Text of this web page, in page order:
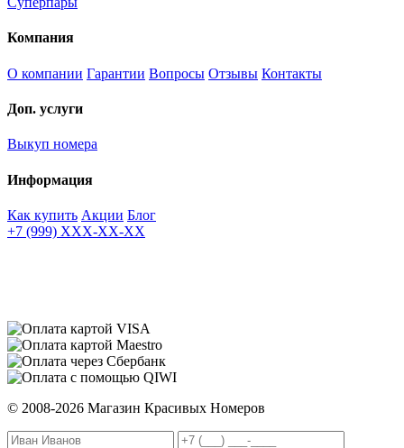
Компания
О компании Гарантии Вопросы Отзывы Контакты
Доп. услуги
Выкуп номера
Информация
Как купить Акции Блог
+7 (999) XXX-XX-XX
© 2008-2026 Магазин Красивых Номеров